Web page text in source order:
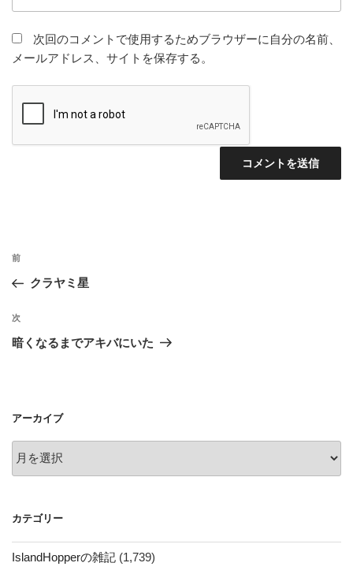
次回のコメントで使用するためブラウザーに自分の名前、
メールアドレス、サイトを保存する。
投
ナ
ビ
ゲ
ン
前
の
稿
前
クラヤミ星
次
の
次
暗くなるまでアキバにいた
アーカイブ
ー
ブ
カテゴリー
IslandHopperの雑記 (1,739)